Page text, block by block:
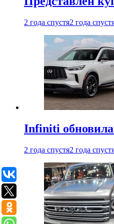
2 года спустя2 года
Infiniti
2 года спустя2 года